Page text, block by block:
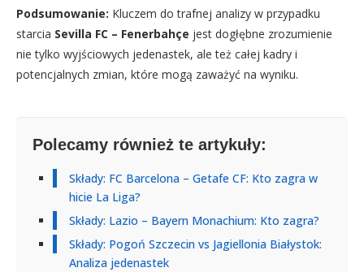
Podsumowanie: Kluczem do trafnej analizy w przypadku
starcia Sevilla FC – Fenerbahçe jest dogłębne zrozumienie
nie tylko wyjściowych jedenastek, ale też całej kadry i
potencjalnych zmian, które mogą zaważyć na wyniku.
Polecamy również te artykuły:
Składy: FC Barcelona – Getafe CF: Kto zagra w
hicie La Liga?
Składy: Lazio – Bayern Monachium: Kto zagra?
Składy: Pogoń Szczecin vs Jagiellonia Białystok:
Analiza jedenastek